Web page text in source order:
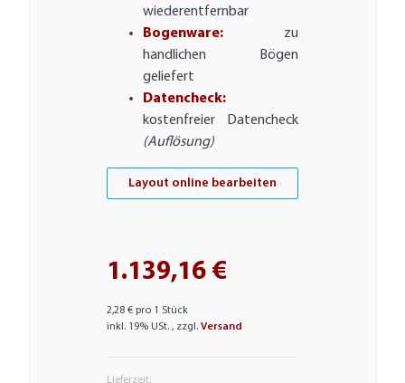
wiederentfernbar
Bogenware: zu
handlichen Bögen
geliefert
Datencheck:
kostenfreier Datencheck
(Auflösung)
Layout online bearbeiten
1.139,16 €
2,28 € pro 1 Stück
inkl. 19% USt. , zzgl.Versand
Lieferzeit: